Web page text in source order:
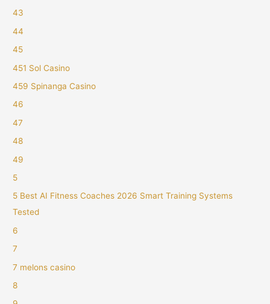
43
44
45
451 Sol Casino
459 Spinanga Casino
46
47
48
49
5
5 Best AI Fitness Coaches 2026 Smart Training Systems
Tested
6
7
7 melons casino
8